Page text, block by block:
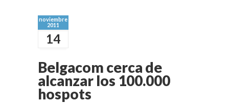
noviembre
2011
14
Belgacom cerca de
alcanzar los 100.000
hospots